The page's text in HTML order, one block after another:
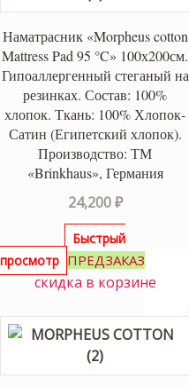
Наматрасник «Morpheus cotton
Mattress Pad 95 °C» 100х200см.
Гипоаллергенный стеганый на
резинках. Состав: 100%
хлопок. Ткань: 100% Хлопок-
Сатин (Египетский хлопок).
Производство: ТМ
«Brinkhaus», Германия
24,200₽
Быстрый
просмотр ПРЕДЗАКАЗ
скидка в корзине